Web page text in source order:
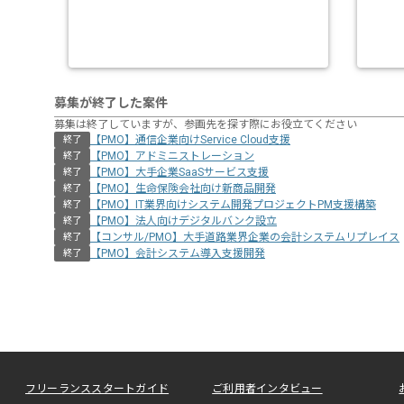
募集が終了した案件
募集は終了していますが、参画先を探す際にお役立てください
終了 【PMO】通信企業向けService Cloud支援
終了 【PMO】アドミニストレーション
終了 【PMO】大手企業SaaSサービス支援
終了 【PMO】生命保険会社向け新商品開発
終了 【PMO】IT業界向けシステム開発プロジェクトPM支援構築
終了 【PMO】法人向けデジタルバンク設立
終了 【コンサル/PMO】大手道路業界企業の会計システムリプレイス
終了 【PMO】会計システム導入支援開発
フリーランススタートガイド ご利用者インタビュー